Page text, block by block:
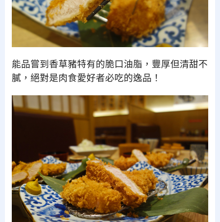
能品嘗到香草豬特有的脆口油脂，豐厚但清甜不
膩，絕對是肉食愛好者必吃的逸品！